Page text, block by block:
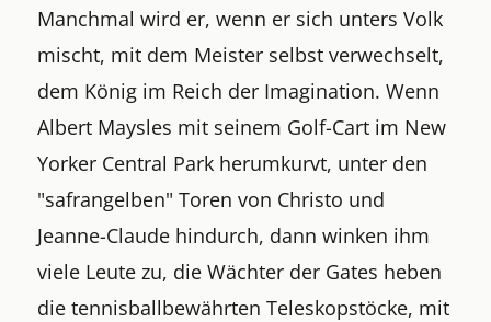
Manchmal wird er, wenn er sich unters Volk
mischt, mit dem Meister selbst verwechselt,
dem König im Reich der Imagination. Wenn
Albert Maysles mit seinem Golf-Cart im New
Yorker Central Park herumkurvt, unter den
"safrangelben" Toren von Christo und
Jeanne-Claude hindurch, dann winken ihm
viele Leute zu, die Wächter der Gates heben
die tennisballbewährten Teleskopstöcke, mit